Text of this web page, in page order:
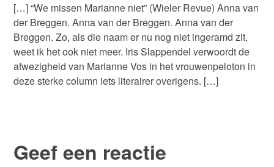
[…] “We missen Marianne niet” (Wieler Revue) Anna van
der Breggen. Anna van der Breggen. Anna van der
Breggen. Zo, als die naam er nu nog niet ingeramd zit,
weet ik het ook niet meer. Iris Slappendel verwoordt de
afwezigheid van Marianne Vos in het vrouwenpeloton in
deze sterke column iets literairer overigens. […]
Geef een reactie